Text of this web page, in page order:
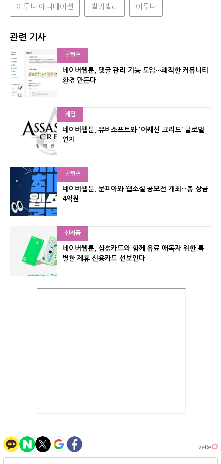
이두나 애니메이션 빌리빌리 이두나
관련 기사
콘텐츠
네이버웹툰, 댓글 관리 기능 도입···쾌적한 커뮤니티
환경 만든다
게임
네이버웹툰, 유비소프트와 '어쌔신 크리드' 글로벌
연재
콘텐츠
네이버웹툰, 문피아와 웹소설 공모전 개최···총 상금
4억원
신제품
네이버웹툰, 삼성카드와 함께 유료 애독자 위한 특
별한 제휴 신용카드 선보인다